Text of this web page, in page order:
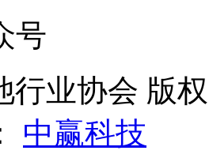
号
行业协会 版
中赢科技